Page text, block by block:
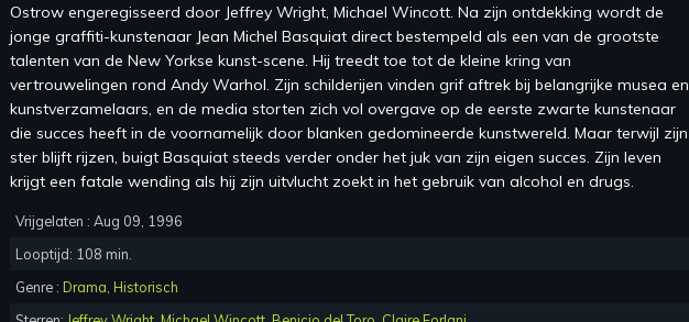
Ostrow engeregisseerd door Jeffrey Wright, Michael Wincott. Na zijn ontdekking wordt de
jonge graffiti-kunstenaar Jean Michel Basquiat direct bestempeld als een van de grootste
talenten van de New Yorkse kunst-scene. Hij treedt toe tot de kleine kring van
vertrouwelingen rond Andy Warhol. Zijn schilderijen vinden grif aftrek bij belangrijke musea en
kunstverzamelaars, en de media storten zich vol overgave op de eerste zwarte kunstenaar
die succes heeft in de voornamelijk door blanken gedomineerde kunstwereld. Maar terwijl zijn
ster blijft rijzen, buigt Basquiat steeds verder onder het juk van zijn eigen succes. Zijn leven
krijgt een fatale wending als hij zijn uitvlucht zoekt in het gebruik van alcohol en drugs.
Vrijgelaten : Aug 09, 1996
Looptijd: 108 min.
Genre : Drama, Historisch